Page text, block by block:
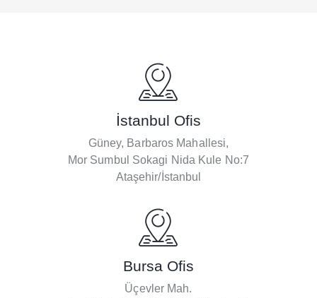
İstanbul Ofis
Güney, Barbaros Mahallesi,
Mor Sumbul Sokagi Nida Kule No:7
Ataşehir/İstanbul
Bursa Ofis
Üçevler Mah.